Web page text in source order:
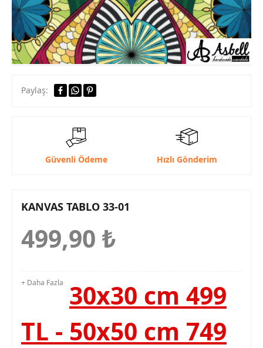
Paylaş:
Güvenli Ödeme Hızlı Gönderim
KANVAS TABLO 33-01
499,90 ₺
+ Daha Fazla
30x30 cm 499
TL - 50x50 cm 749